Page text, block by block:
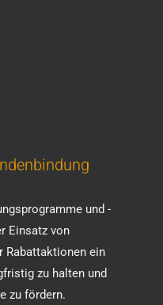
und -
Einsatz von
Rabattaktionen ein
zu halten und
zu fördern.